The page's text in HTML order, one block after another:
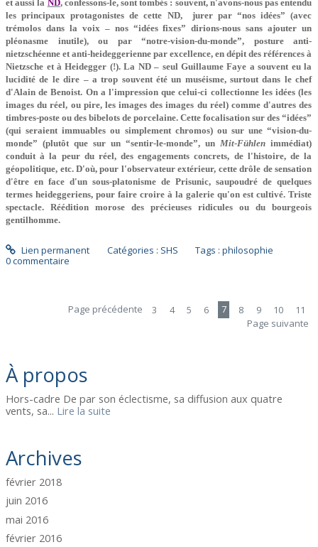
À propos
Hors-cadre De par son éclectisme, sa diffusion aux quatre
vents, sa... Lire la suite
Archives
février 2018
juin 2016
mai 2016
février 2016
et aussi la ND, confessons-le, sont tombés : souvent, n'avons-nous pas entendu
les principaux protagonistes de cette ND, jurer par “nos idées” (avec
trémolos dans la voix – nos “idées fixes” dirions-nous sans ajouter un
pléonasme inutile), ou par “notre-vision-du-monde”, posture anti-
nietzschéenne et anti-heideggerienne par excellence, en dépit des références à
Nietzsche et à Heidegger (!). La ND – seul Guillaume Faye a souvent eu la
lucidité de le dire – a trop souvent été un muséisme, surtout dans le chef
d'Alain de Benoist. On a l'impression que celui-ci collectionne les idées (les
images du réel, ou pire, les images des images du réel) comme d'autres des
timbres-poste ou des bibelots de porcelaine. Cette focalisation sur des “idées”
(qui seraient immuables ou simplement chromos) ou sur une “vision-du-
monde” (plutôt que sur un “sentir-le-monde”, un Mit-Fühlen immédiat)
conduit à la peur du réel, des engagements concrets, de l'histoire, de la
géopolitique, etc. D'où, pour l'observateur extérieur, cette drôle de sensation
d'être en face d'un sous-platonisme de Prisunic, saupoudré de quelques
termes heideggeriens, pour faire croire à la galerie qu'on est cultivé. Triste
spectacle. Réédition morose des précieuses ridicules ou du bourgeois
gentilhomme.
Lien permanent Catégories : SHS Tags :philosophie
0commentaire
Page précédente 3 4 5 6 7 8 9 10
11
Page suivante